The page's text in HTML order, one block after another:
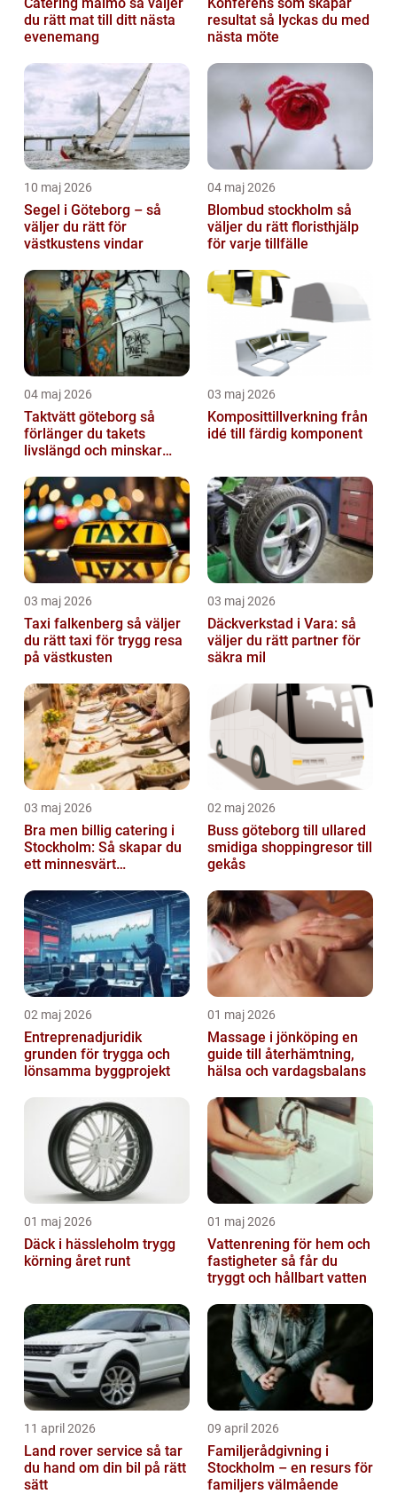
du rätt mat till ditt nästa
evenemang
resultat så lyckas du med
nästa möte
10 maj 2026
Segel i Göteborg – så
väljer du rätt för
västkustens vindar
04 maj 2026
Blombud stockholm så
väljer du rätt floristhjälp
för varje tillfälle
04 maj 2026
Taktvätt göteborg så
förlänger du takets
livslängd och minskar
03 maj 2026
Komposittillverkning från
idé till färdig komponent
03 maj 2026
Taxi falkenberg så väljer
du rätt taxi för trygg resa
på västkusten
03 maj 2026
Däckverkstad i Vara: så
väljer du rätt partner för
säkra mil
03 maj 2026
Bra men billig catering i
Stockholm: Så skapar du
ett minnesvärt
02 maj 2026
Buss göteborg till ullared
smidiga shoppingresor till
gekås
02 maj 2026
Entreprenadjuridik
grunden för trygga och
lönsamma byggprojekt
01 maj 2026
Massage i jönköping en
guide till återhämtning,
hälsa och vardagsbalans
01 maj 2026
Däck i hässleholm trygg
körning året runt
01 maj 2026
Vattenrening för hem och
fastigheter så får du
tryggt och hållbart vatten
11 april 2026
Land rover service så tar
du hand om din bil på rätt
sätt
09 april 2026
Familjerådgivning i
Stockholm – en resurs för
familjers välmående